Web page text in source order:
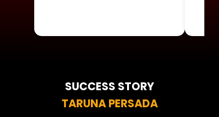
SUCCESS STORY
TARUNA PERSADA